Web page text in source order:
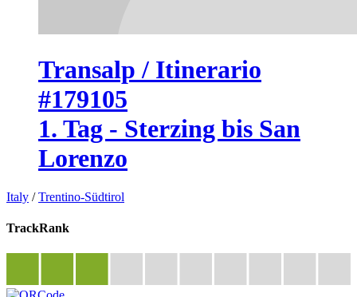
Transalp / Itinerario
#179105
1. Tag - Sterzing bis San
Lorenzo
Italy /Trentino-Südtirol
TrackRank